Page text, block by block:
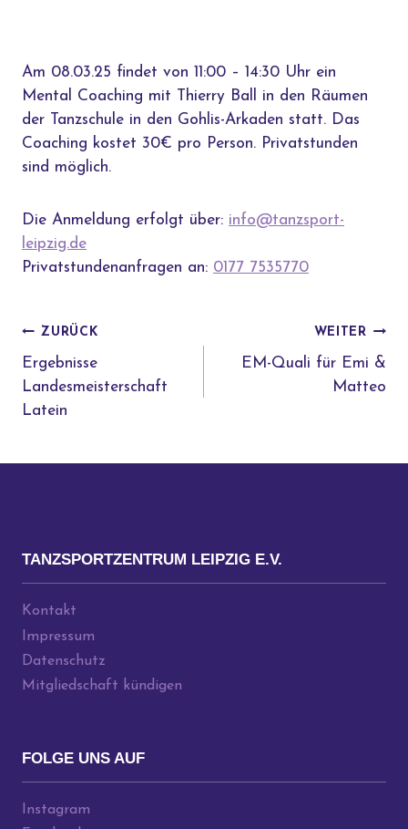
Am 08.03.25 findet von 11:00 – 14:30 Uhr ein
Mental Coaching mit Thierry Ball in den Räumen
der Tanzschule in den Gohlis-Arkaden statt. Das
Coaching kostet 30€ pro Person. Privatstunden
sind möglich.
Die Anmeldung erfolgt über: info@tanzsport-
leipzig.de
Privatstundenanfragen an: 0177 7535770
BEITRAGSNAVIGATION
ZURÜCK
Ergebnisse
Landesmeisterschaft
Latein
WEITER
EM-Quali für Emi &
Matteo
TANZSPORTZENTRUM LEIPZIG E.V.
Kontakt
Impressum
Datenschutz
Mitgliedschaft kündigen
FOLGE UNS AUF
Instagram